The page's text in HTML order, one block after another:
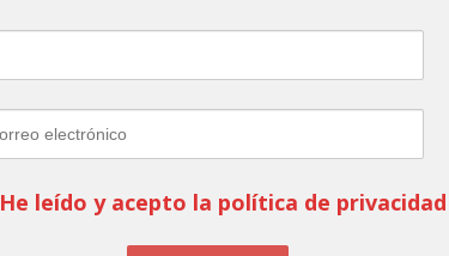
He leído y acepto la política de privacidad